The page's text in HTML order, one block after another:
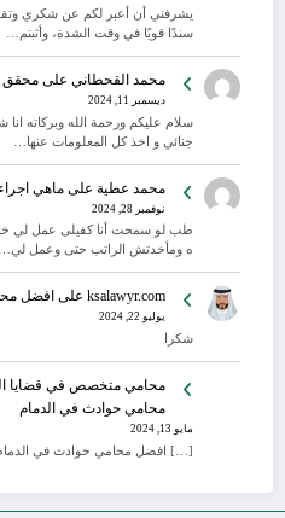
يشرفني أن أعبر لكم عن شكري
سندًا قويًا في وقت الشدة، وأثبتم…
محمد القحطاني على محقق
ديسمبر 11, 2024
سلام عليكم ورحمة الله وبركاته
جنائي و اخذ كل المعلومات عنها…
محمد عطية على ماهي
نوفمبر 28, 2024
طب لو سمحت أنا كفيلى عمل لي
ه ومأخدتش الراتب حتى وعمل لي…
ksalawyr.com على افضل
يوليو 22, 2024
شكرا
محامي متخصص في قضايا
محامي حوادث في الدمام
مايو 13, 2024
[…] افضل محامي حوادث في